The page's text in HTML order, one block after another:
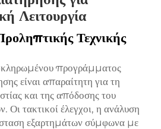
Λειτουργία
Τεχνικής
προγράμματος
είναι απαραίτητη για τη
και της απόδοσης του
Οι τακτικοί έλεγχοι, η ανάλυση
εξαρτημάτων σύμφωνα με